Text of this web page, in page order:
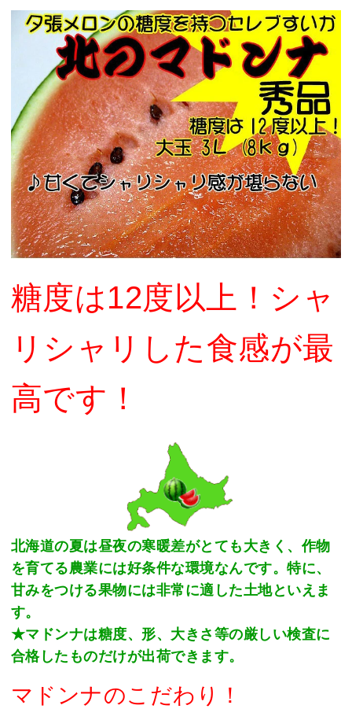
糖度は12度以上！シャ
リシャリした食感が最
高です！
北海道の夏は昼夜の寒暖差がとても大きく、作物
を育てる農業には好条件な環境なんです。特に、
甘みをつける果物には非常に適した土地といえま
す。
★マドンナは糖度、形、大きさ等の厳しい検査に
合格したものだけが出荷できます。
マドンナのこだわり！